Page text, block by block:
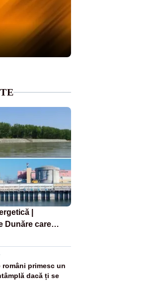
|
Dunăre care
Cernavodă era
lui Ceaușescu
români primesc un
dacă ți se